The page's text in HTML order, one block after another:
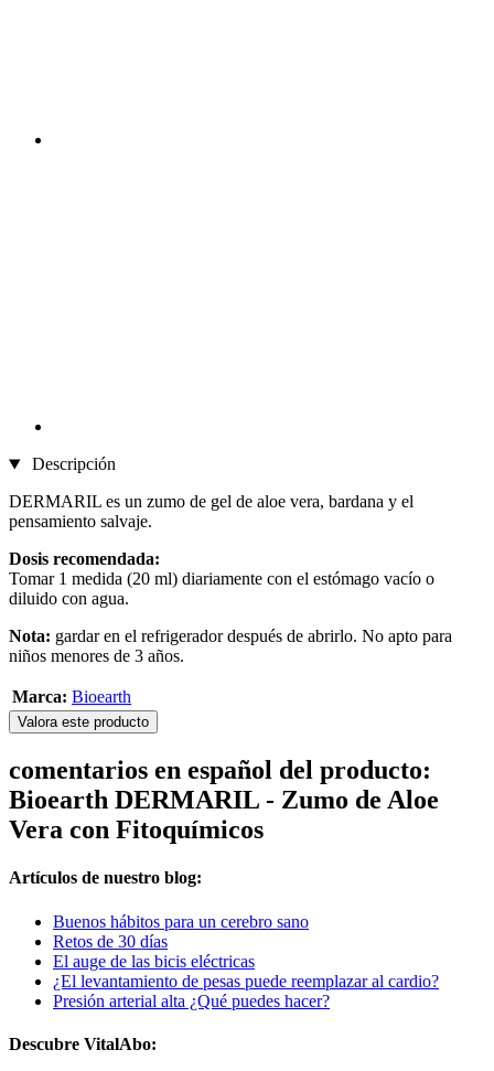
Descripción
DERMARIL es un zumo de gel de aloe vera, bardana y el
pensamiento salvaje.
Dosis recomendada:
Tomar 1 medida (20 ml) diariamente con el estómago vacío o
diluido con agua.
Nota: gardar en el refrigerador después de abrirlo. No apto para
niños menores de 3 años.
Marca: Bioearth
Valora este producto
comentarios en español del producto:
Bioearth DERMARIL - Zumo de Aloe
Vera con Fitoquímicos
Artículos de nuestro blog:
Buenos hábitos para un cerebro sano
Retos de 30 días
El auge de las bicis eléctricas
¿El levantamiento de pesas puede reemplazar al cardio?
Presión arterial alta ¿Qué puedes hacer?
Descubre VitalAbo: